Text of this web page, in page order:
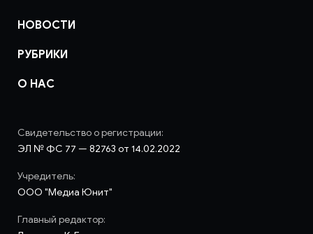
НОВОСТИ
РУБРИКИ
О НАС
Свидетельство о регистрации:
ЭЛ № ФС 77 — 82763 от 14.02.2022
Учредитель:
ООО "Медиа Юнит"
Главный редактор: